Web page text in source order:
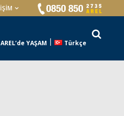
AREL’de YAŞAM Türkçe